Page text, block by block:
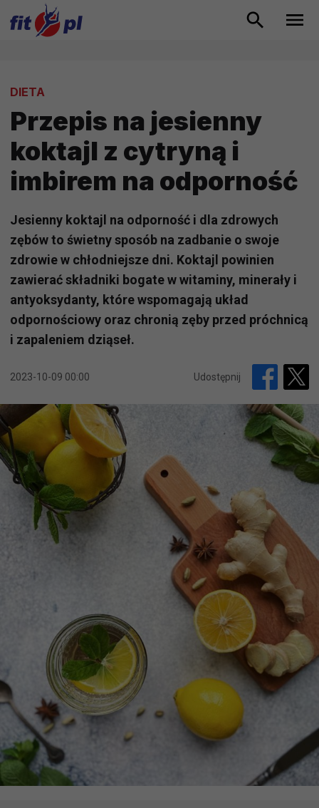
DIETA
Przepis na jesienny
koktajl z cytryną i
imbirem na odporność
Jesienny koktajl na odporność i dla zdrowych
zębów to świetny sposób na zadbanie o swoje
zdrowie w chłodniejsze dni. Koktajl powinien
zawierać składniki bogate w witaminy, minerały i
antyoksydanty, które wspomagają układ
odpornościowy oraz chronią zęby przed próchnicą
i zapaleniem dziąseł.
2023-10-09 00:00 Udostępnij